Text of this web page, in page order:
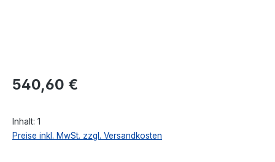
Regulärer Preis:
540,60 €
Inhalt: 1
Preise inkl. MwSt. zzgl. Versandkosten